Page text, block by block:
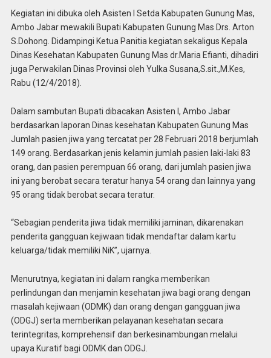
Kegiatan ini dibuka oleh Asisten I Setda Kabupaten Gunung Mas,
Ambo Jabar mewakili Bupati Kabupaten Gunung Mas Drs. Arton
S.Dohong. Didampingi Ketua Panitia kegiatan sekaligus Kepala
Dinas Kesehatan Kabupaten Gunung Mas dr.Maria Efianti, dihadiri
juga Perwakilan Dinas Provinsi oleh Yulka Susana,S.sit.,M.Kes,
Rabu (12/4/2018).
Dalam sambutan Bupati dibacakan Asisten I, Ambo Jabar
berdasarkan laporan Dinas kesehatan Kabupaten Gunung Mas
Jumlah pasien jiwa yang tercatat per 28 Februari 2018 berjumlah
149 orang. Berdasarkan jenis kelamin jumlah pasien laki-laki 83
orang, dan pasien perempuan 66 orang, dari jumlah pasien jiwa
ini yang berobat secara teratur hanya 54 orang dan lainnya yang
95 orang tidak berobat secara teratur.
“Sebagian penderita jiwa tidak memiliki jaminan, dikarenakan
penderita gangguan kejiwaan tidak mendaftar dalam kartu
keluarga/tidak memiliki NiK”, ujarnya.
Menurutnya, kegiatan ini dalam rangka memberikan
perlindungan dan menjamin kesehatan jiwa bagi orang dengan
masalah kejiwaan (ODMK) dan orang dengan gangguan jiwa
(ODGJ) serta memberikan pelayanan kesehatan secara
terintegritas, komprehensif dan berkesinambungan melalui
upaya Kuratif bagi ODMK dan ODGJ.